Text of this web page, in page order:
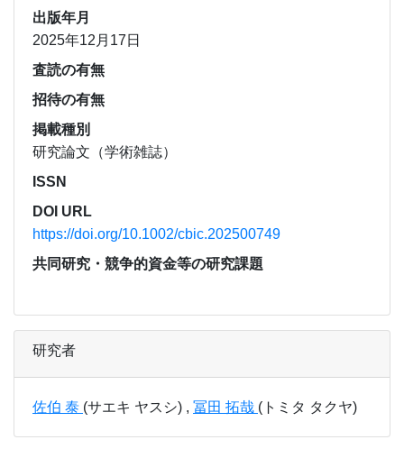
出版年月
2025年12月17日
査読の有無
招待の有無
掲載種別
研究論文（学術雑誌）
ISSN
DOI URL
https://doi.org/10.1002/cbic.202500749
共同研究・競争的資金等の研究課題
研究者
佐伯 泰 (サエキ ヤスシ) , 冨田 拓哉 (トミタ タクヤ)